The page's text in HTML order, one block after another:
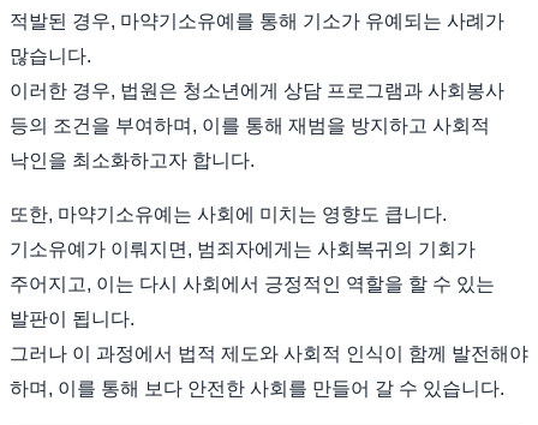
적발된 경우, 마약기소유예를 통해 기소가 유예되는 사례가
많습니다.
이러한 경우, 법원은 청소년에게 상담 프로그램과 사회봉사
등의 조건을 부여하며, 이를 통해 재범을 방지하고 사회적
낙인을 최소화하고자 합니다.
또한, 마약기소유예는 사회에 미치는 영향도 큽니다.
기소유예가 이뤄지면, 범죄자에게는 사회복귀의 기회가
주어지고, 이는 다시 사회에서 긍정적인 역할을 할 수 있는
발판이 됩니다.
그러나 이 과정에서 법적 제도와 사회적 인식이 함께 발전해야
하며, 이를 통해 보다 안전한 사회를 만들어 갈 수 있습니다.